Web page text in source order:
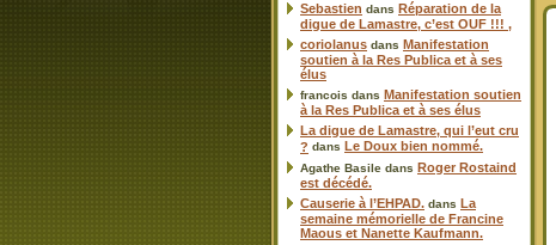
Sebastien dans Réparation de la
digue de Lamastre, c’est OUF !!! ,
coriolanus dans Manifestation
soutien à la Res Publica et à ses
élus
francois dans Manifestation soutien
à la Res Publica et à ses élus
La digue de Lamastre, qui l’eut cru
? dans Le Doux bien nommé.
Agathe Basile dans Roger Rostaind
est décédé.
Causerie à l’EHPAD. dans La
semaine mémorielle de Francine
Maous et Nanette Kaufmann.